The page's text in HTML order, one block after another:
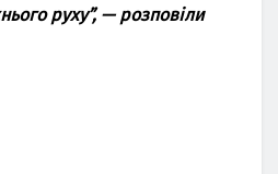
руху”, — розповіли